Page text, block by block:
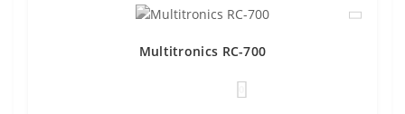
Multitronics RC-700